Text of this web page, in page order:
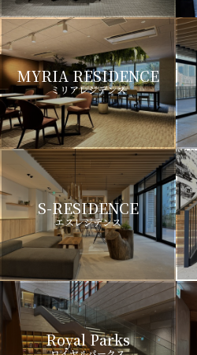
MYRIA RESIDENCE
ミリアレジデンス
S-RESIDENCE
エスレジデンス
Royal Parks